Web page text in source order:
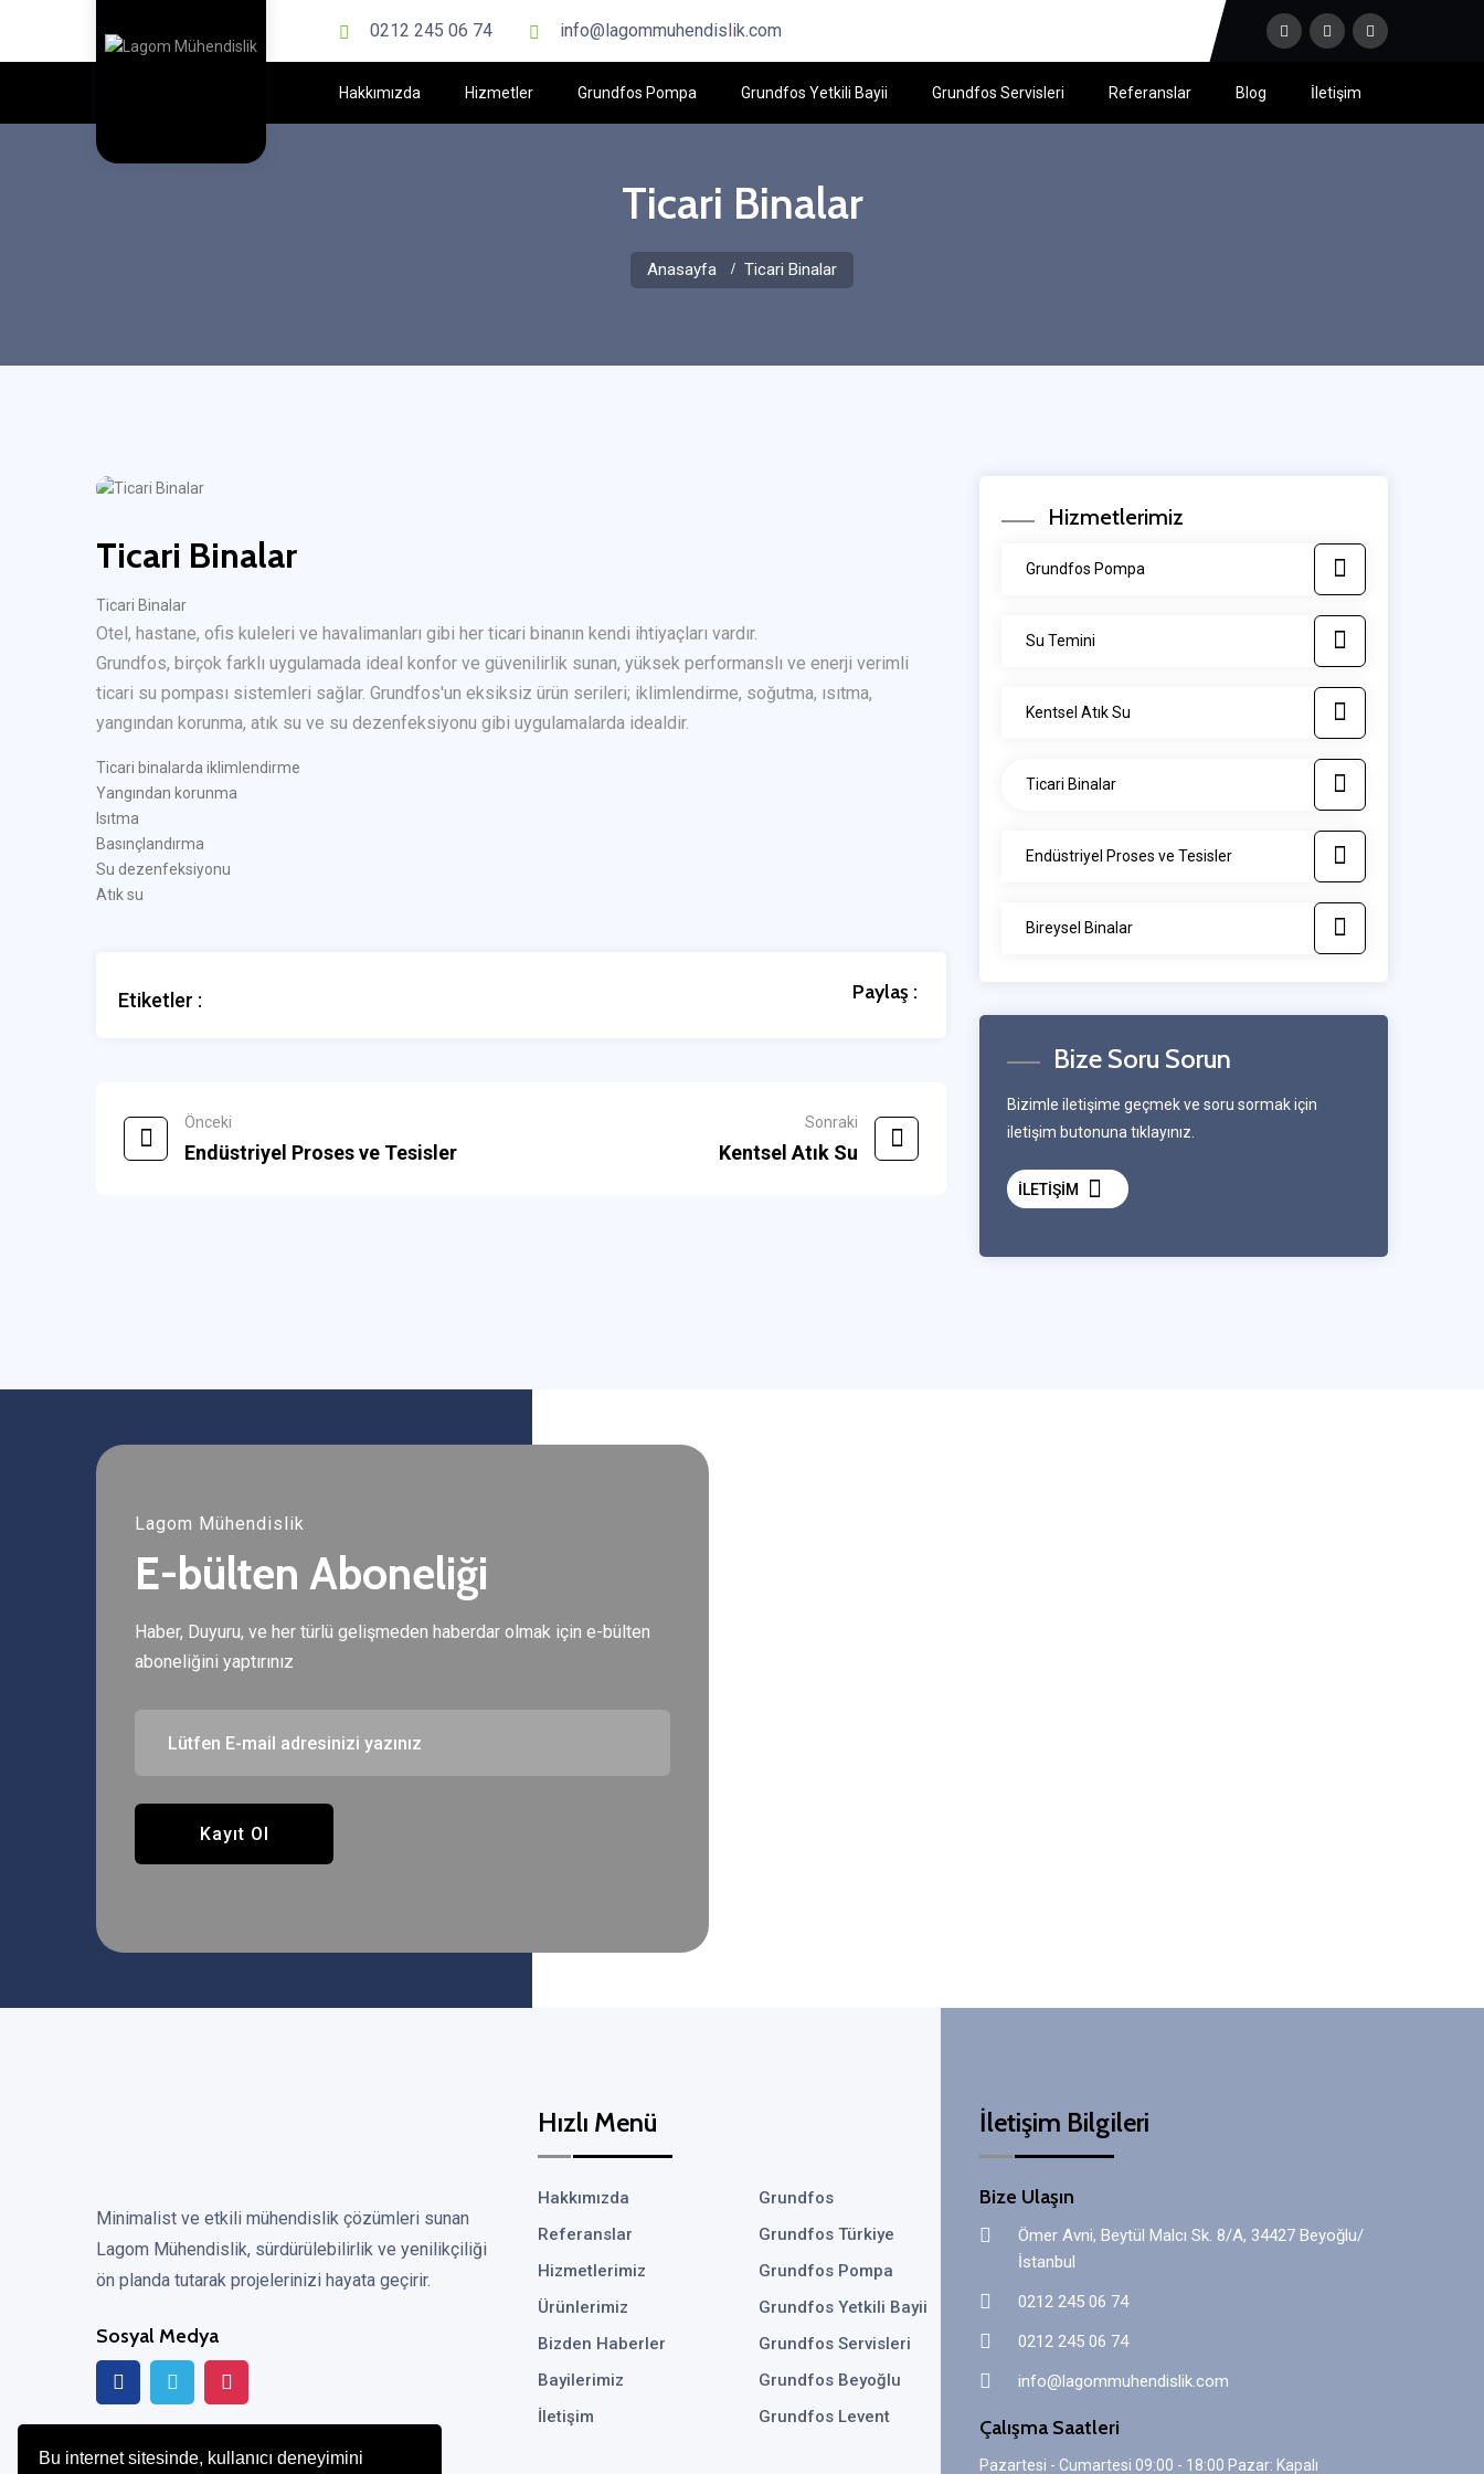
Bu internet sitesinde, kullanıcı deneyimini
0212 245 06 74 info@lagommuhendislik.com
Hakkımızda Hizmetler Grundfos Pompa Grundfos Yetkili Bayii Grundfos Servisleri Referanslar Blog İletişim
Ticari Binalar
Anasayfa Ticari Binalar
Ticari Binalar
Ticari Binalar
Otel, hastane, ofis kuleleri ve havalimanları gibi her ticari binanın kendi ihtiyaçları vardır.
Grundfos, birçok farklı uygulamada ideal konfor ve güvenilirlik sunan, yüksek performanslı ve enerji verimli
ticari su pompası sistemleri sağlar. Grundfos'un eksiksiz ürün serileri; iklimlendirme, soğutma, ısıtma,
yangından korunma, atık su ve su dezenfeksiyonu gibi uygulamalarda idealdir.
Ticari binalarda iklimlendirme
Yangından korunma
Isıtma
Basınçlandırma
Su dezenfeksiyonu
Atık su
Etiketler : Paylaş :
Önceki
Endüstriyel Proses ve Tesisler
Sonraki
Kentsel Atık Su
Hizmetlerimiz
Grundfos Pompa
Su Temini
Kentsel Atık Su
Ticari Binalar
Endüstriyel Proses ve Tesisler
Bireysel Binalar
Bize Soru Sorun
Bizimle iletişime geçmek ve soru sormak için
iletişim butonuna tıklayınız.
İLETİŞİM
Lagom Mühendislik
E-bülten Aboneliği
Haber, Duyuru, ve her türlü gelişmeden haberdar olmak için e-bülten
aboneliğini yaptırınız
Kayıt Ol
Minimalist ve etkili mühendislik çözümleri sunan
Lagom Mühendislik, sürdürülebilirlik ve yenilikçiliği
ön planda tutarak projelerinizi hayata geçirir.
Sosyal Medya
Hızlı Menü
Hakkımızda
Referanslar
Hizmetlerimiz
Ürünlerimiz
Bizden Haberler
Bayilerimiz
İletişim
Grundfos
Grundfos Türkiye
Grundfos Pompa
Grundfos Yetkili Bayii
Grundfos Servisleri
Grundfos Beyoğlu
Grundfos Levent
İletişim Bilgileri
Bize Ulaşın
Ömer Avni, Beytül Malcı Sk. 8/A, 34427 Beyoğlu/
İstanbul
0212 245 06 74
0212 245 06 74
info@lagommuhendislik.com
Çalışma Saatleri
Pazartesi - Cumartesi 09:00 - 18:00 Pazar: Kapalı